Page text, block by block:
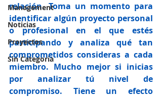
Management
Noticias
Proyectos
Sin Categoria
relación. Toma un momento para
identificar algún proyecto personal
o profesional en el que estés
participando y analiza qué tan
comprometidos consideras a cada
miembro. Mucho mejor si inicias
por analizar tú nivel de
compromiso. Tiene un efecto